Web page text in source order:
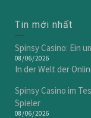
Tin mới nhất
Spinsy Casino: Ein
08/06/2026
In der Welt der
Spinsy Casino im
Spieler
08/06/2026